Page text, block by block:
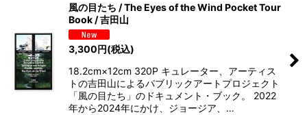
風の目たち / The Eyes of the Wind Pocket Tour
Book / 吉田山
3,300円(税込)
18.2cm×12cm 320P キュレーター、アーティス
トの吉田山によるパブリックアートプロジェクト
「風の目たち」のドキュメント・ブック。 2022
年から2024年にかけ、ジョージア、…